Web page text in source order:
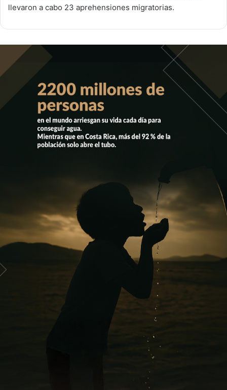
llevaron a cabo 23 aprehensiones migratorias.